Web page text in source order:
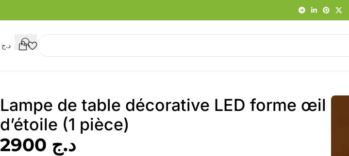
د.ج
Lampe de table décorative LED forme œil
d’étoile (1 pièce)
د.ج